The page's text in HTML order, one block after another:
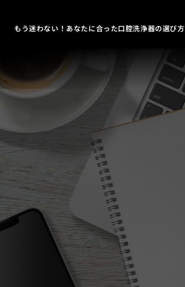
もう迷わない！あなたに合った口腔洗浄器の選び方